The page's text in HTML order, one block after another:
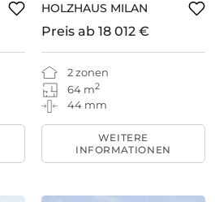
HOLZHAUS MILAN
2 zonen
64 m2
44 mm
Preis ab 18 012 €
WEITERE
INFORMATIONEN